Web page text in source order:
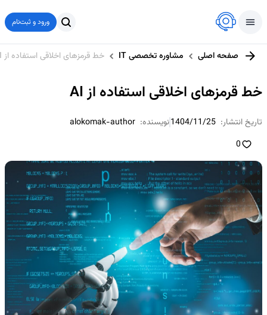
ورود و ثبت‌نام
صفحه اصلی مشاوره تخصصی IT خط قرمزهای اخلاقی استفاده از AI
خط قرمزهای اخلاقی استفاده از AI
تاریخ انتشار: 1404/11/25نویسنده: alokomak-author
0